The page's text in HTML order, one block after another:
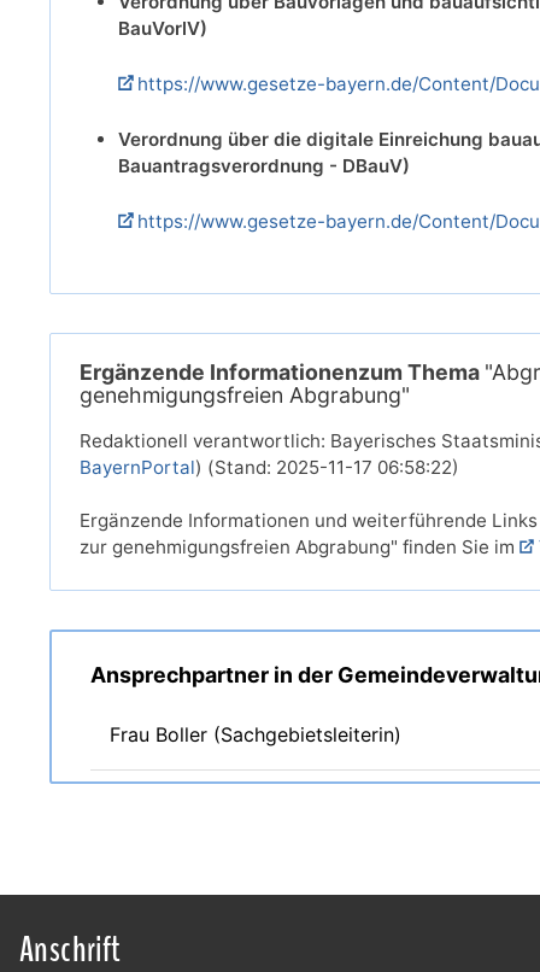
BauVorlV)
https://www.gesetze-bayern.de/Content/
Verordnung über die digitale Einreichung
Bauantragsverordnung - DBauV)
https://www.gesetze-bayern.de/Content/
Ergänzende Informationenzum Thema
genehmigungsfreien Abgrabung"
Redaktionell verantwortlich: Bayerisches
BayernPortal) (Stand: 2025-11-17 06:58:22)
Ergänzende Informationen und weiterführende
zur genehmigungsfreien Abgrabung" finden Sie im
Ansprechpartner in der
Frau Boller (Sachgebietsleiterin)
Anschrift